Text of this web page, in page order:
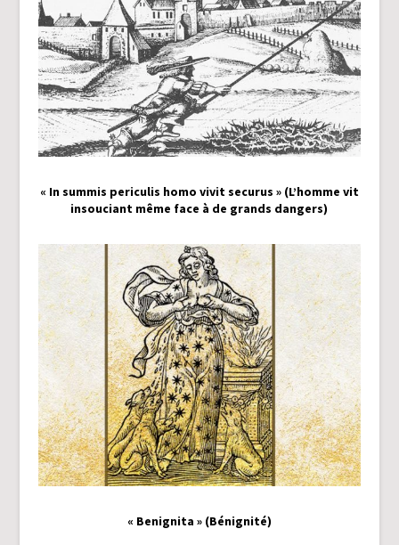
« In summis periculis homo vivit securus » (L’homme vit
insouciant même face à de grands dangers)
« Benignita » (Bénignité)